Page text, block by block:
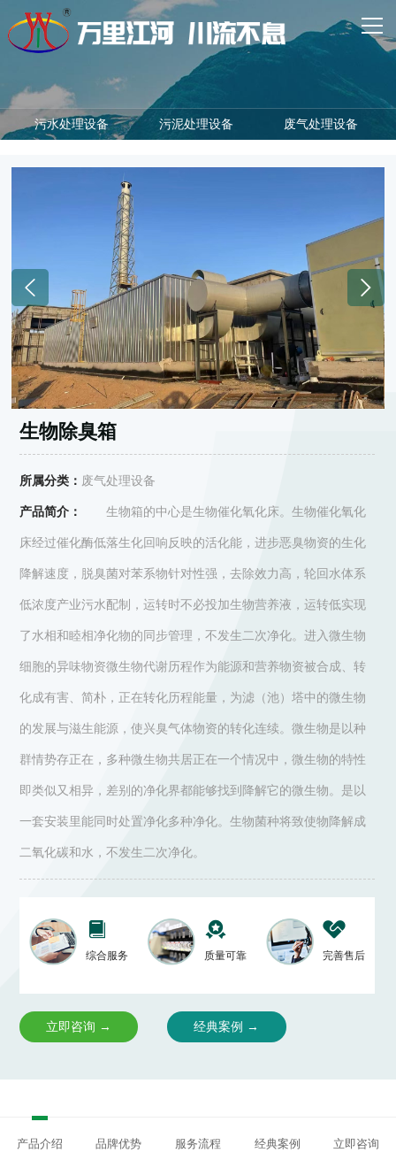
网站首页
核心业务
联系我们
污水处理设备 污泥处理设备 废气处理设备
生物除臭箱
所属分类： 废气处理设备
产品简介： 生物箱的中心是生物催化氧化床。生物催化氧化
床经过催化酶低落生化回响反映的活化能，进步恶臭物资的生化
降解速度，脱臭菌对苯系物针对性强，去除效力高，轮回水体系
低浓度产业污水配制，运转时不必投加生物营养液，运转低实现
了水相和睦相净化物的同步管理，不发生二次净化。进入微生物
细胞的异味物资微生物代谢历程作为能源和营养物资被合成、转
化成有害、简朴，正在转化历程能量，为滤（池）塔中的微生物
的发展与滋生能源，使兴臭气体物资的转化连续。微生物是以种
群情势存正在，多种微生物共居正在一个情况中，微生物的特性
即类似又相异，差别的净化界都能够找到降解它的微生物。是以
一套安装里能同时处置净化多种净化。生物菌种将致使物降解成
二氧化碳和水，不发生二次净化。
综合服务 质量可靠 完善售后
立即咨询 → 经典案例 →
产品介绍 品牌优势 服务流程 经典案例 立即咨询